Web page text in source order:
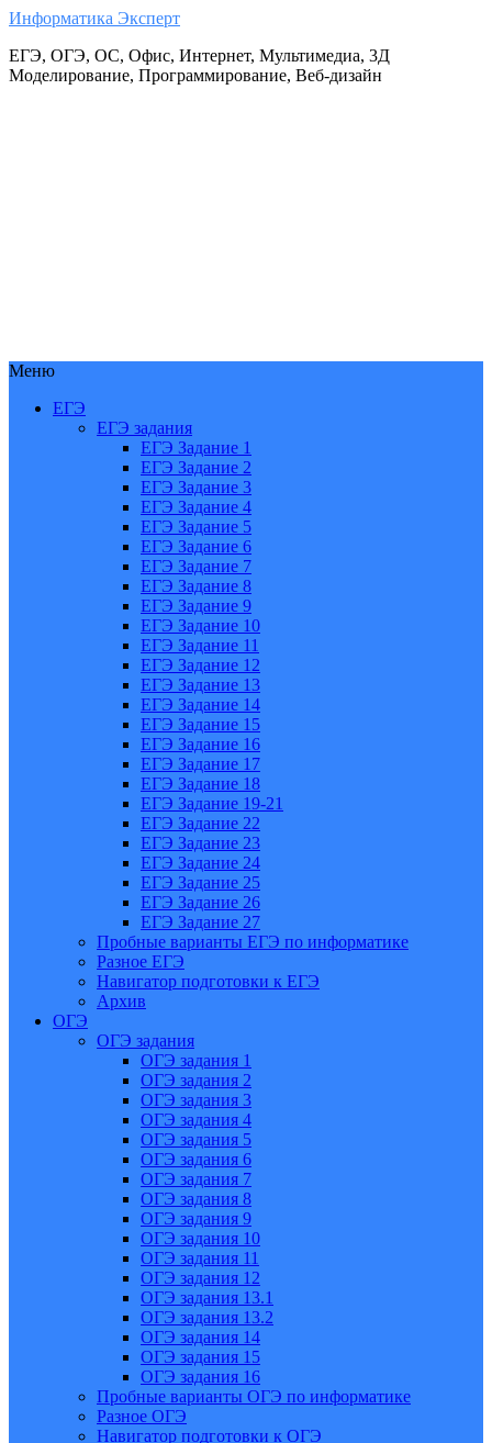
Информатика Эксперт
ЕГЭ, ОГЭ, ОС, Офис, Интернет, Мультимедиа, 3Д
Моделирование, Программирование, Веб-дизайн
Меню
ЕГЭ
ЕГЭ задания
ЕГЭ Задание 1
ЕГЭ Задание 2
ЕГЭ Задание 3
ЕГЭ Задание 4
ЕГЭ Задание 5
ЕГЭ Задание 6
ЕГЭ Задание 7
ЕГЭ Задание 8
ЕГЭ Задание 9
ЕГЭ Задание 10
ЕГЭ Задание 11
ЕГЭ Задание 12
ЕГЭ Задание 13
ЕГЭ Задание 14
ЕГЭ Задание 15
ЕГЭ Задание 16
ЕГЭ Задание 17
ЕГЭ Задание 18
ЕГЭ Задание 19-21
ЕГЭ Задание 22
ЕГЭ Задание 23
ЕГЭ Задание 24
ЕГЭ Задание 25
ЕГЭ Задание 26
ЕГЭ Задание 27
Пробные варианты ЕГЭ по информатике
Разное ЕГЭ
Навигатор подготовки к ЕГЭ
Архив
ОГЭ
ОГЭ задания
ОГЭ задания 1
ОГЭ задания 2
ОГЭ задания 3
ОГЭ задания 4
ОГЭ задания 5
ОГЭ задания 6
ОГЭ задания 7
ОГЭ задания 8
ОГЭ задания 9
ОГЭ задания 10
ОГЭ задания 11
ОГЭ задания 12
ОГЭ задания 13.1
ОГЭ задания 13.2
ОГЭ задания 14
ОГЭ задания 15
ОГЭ задания 16
Пробные варианты ОГЭ по информатике
Разное ОГЭ
Навигатор подготовки к ОГЭ